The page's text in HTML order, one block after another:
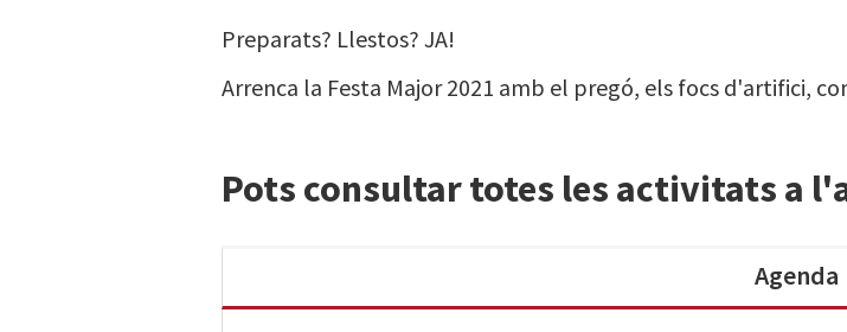
Preparats? Llestos? JA!
Arrenca la Festa Major 2021 amb el pregó, els focs d'artifici,
Pots consultar totes les activitats a
Agenda